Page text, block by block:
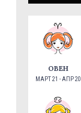
ОВЕН
МАРТ 21 - АПР 20